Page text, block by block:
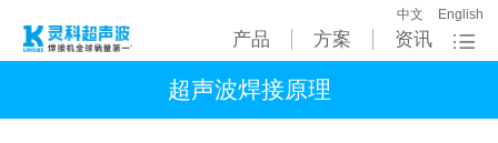
产品 方案 资讯
中文 English
超声波焊接原理